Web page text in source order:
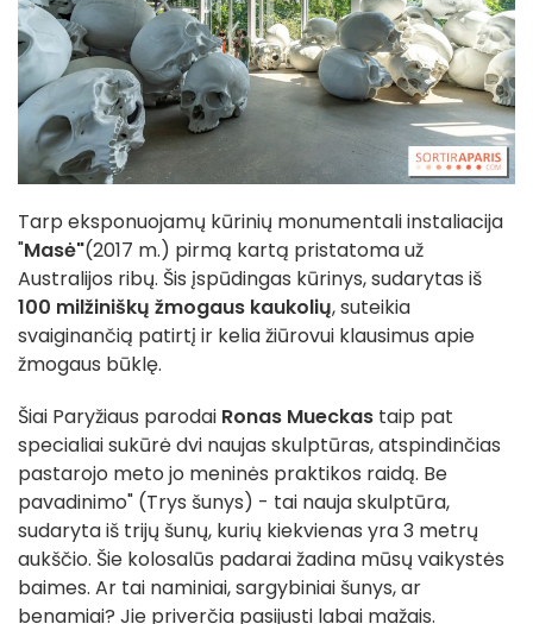
Tarp eksponuojamų kūrinių monumentali instaliacija
"Masė"(2017 m.) pirmą kartą pristatoma už
Australijos ribų. Šis įspūdingas kūrinys, sudarytas iš
100 milžiniškų žmogaus kaukolių, suteikia
svaiginančią patirtį ir kelia žiūrovui klausimus apie
žmogaus būklę.
Šiai Paryžiaus parodai Ronas Mueckas taip pat
specialiai sukūrė dvi naujas skulptūras, atspindinčias
pastarojo meto jo meninės praktikos raidą. Be
pavadinimo" (Trys šunys) - tai nauja skulptūra,
sudaryta iš trijų šunų, kurių kiekvienas yra 3 metrų
aukščio. Šie kolosalūs padarai žadina mūsų vaikystės
baimes. Ar tai naminiai, sargybiniai šunys, ar
benamiai? Jie priverčia pasijusti labai mažais.